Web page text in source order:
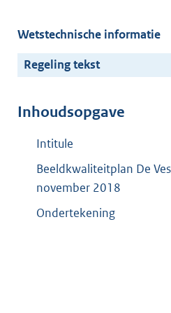
Wetstechnische informatie
Regeling tekst
Inhoudsopgave
Intitule
Beeldkwaliteitplan De
november 2018
Ondertekening